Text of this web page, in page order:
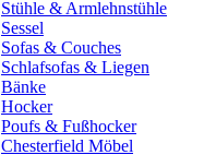
Stühle & Armlehnstühle
Sessel
Sofas & Couches
Schlafsofas & Liegen
Bänke
Hocker
Poufs & Fußhocker
Chesterfield Möbel